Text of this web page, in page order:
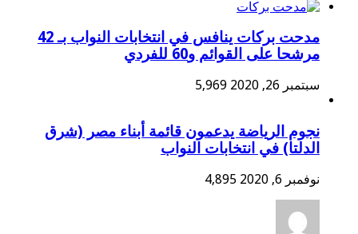
مدحت بركات ينافس في انتخابات النواب بـ 42
مرشحا على القوائم و60 للفردي
سبتمبر 26, 2020 5,969
نجوم الرياضة يدعمون قائمة أبناء مصر (شرق
الدلتا) في انتخابات النواب
نوفمبر 6, 2020 4,895